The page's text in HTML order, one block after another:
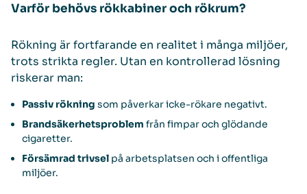
Varför behövs rökkabiner och rökrum?
Rökning är fortfarande en realitet i många miljöer,
trots strikta regler. Utan en kontrollerad lösning
riskerar man:
Passiv rökning som påverkar icke-rökare negativt.
Brandsäkerhetsproblem från fimpar och glödande
cigaretter.
Försämrad trivsel på arbetsplatsen och i offentliga
miljöer.